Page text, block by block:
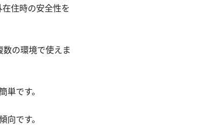
住時の安全性を
の環境で使えま
です。
です。